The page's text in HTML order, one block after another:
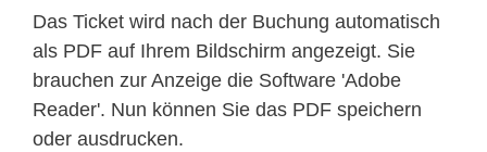
Das Ticket wird nach der Buchung automatisch
als PDF auf Ihrem Bildschirm angezeigt. Sie
brauchen zur Anzeige die Software 'Adobe
Reader'. Nun können Sie das PDF speichern
oder ausdrucken.